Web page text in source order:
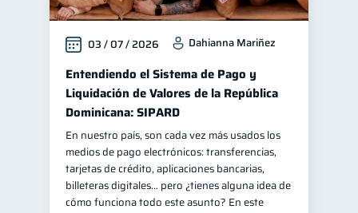
03 / 07 / 2026 Dahianna Mariñez
Entendiendo el Sistema de Pago y
Liquidación de Valores de la República
Dominicana: SIPARD
En nuestro país, son cada vez más usados los
medios de pago electrónicos: transferencias,
tarjetas de crédito, aplicaciones bancarias,
billeteras digitales… pero ¿tienes alguna idea de
cómo funciona todo este asunto? En este